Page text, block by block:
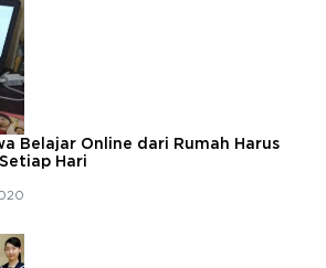
Belajar Online dari Rumah Harus
Hari